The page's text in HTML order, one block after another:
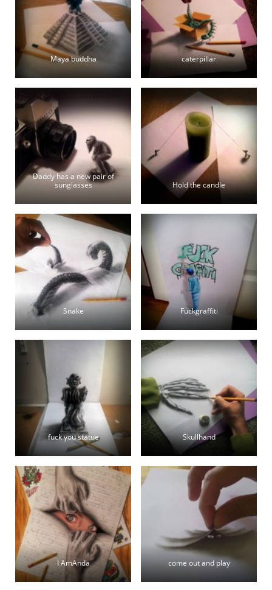
Maya buddha caterpillar
Daddy has a new pair of
sunglasses
Hold the candle
Snake Fuckgraffiti
fuck you statue Skullhand
I AmAnda come out and play